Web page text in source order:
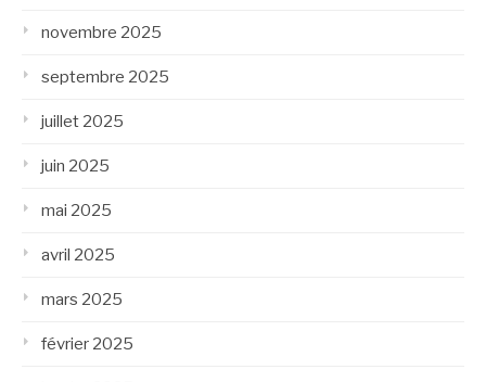
novembre 2025
septembre 2025
juillet 2025
juin 2025
mai 2025
avril 2025
mars 2025
février 2025